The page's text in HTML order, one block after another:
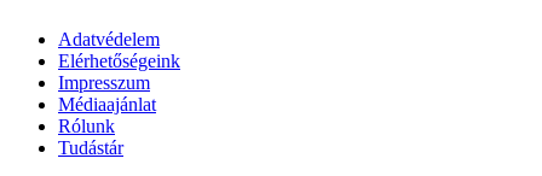
Adatvédelem
Elérhetőségeink
Impresszum
Médiaajánlat
Rólunk
Tudástár